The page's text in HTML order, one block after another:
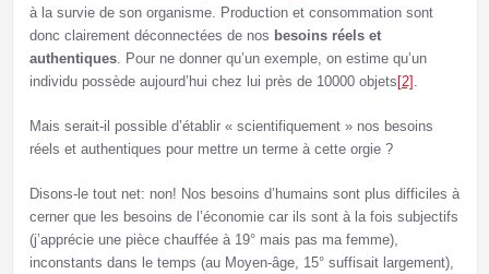
à la survie de son organisme. Production et consommation sont
donc clairement déconnectées de nos besoins réels et
authentiques. Pour ne donner qu’un exemple, on estime qu’un
individu possède aujourd’hui chez lui près de 10000 objets [2] .
Mais serait-il possible d’établir « scientifiquement » nos besoins
réels et authentiques pour mettre un terme à cette orgie ?
Disons-le tout net: non! Nos besoins d’humains sont plus difficiles à
cerner que les besoins de l’économie car ils sont à la fois subjectifs
(j’apprécie une pièce chauffée à 19° mais pas ma femme),
inconstants dans le temps (au Moyen-âge, 15° suffisait largement),